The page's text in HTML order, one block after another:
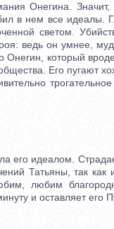
Онегина. Значит,
в нем все идеалы.
светом.
ведь он умнее,
Онегин, который
Его пугают
его идеалом.
Татьяны, так
любим
и оставляет его